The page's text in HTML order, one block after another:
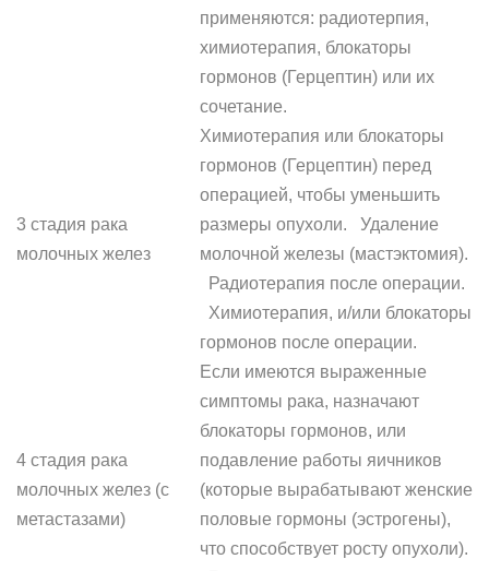
применяются: радиотерпия,
химиотерапия, блокаторы
гормонов (Герцептин) или их
сочетание.
3 стадия рака
молочных желез
Химиотерапия или блокаторы
гормонов (Герцептин) перед
операцией, чтобы уменьшить
размеры опухоли. Удаление
молочной железы (мастэктомия).
Радиотерапия после операции.
Химиотерапия, и/или блокаторы
гормонов после операции.
4 стадия рака
молочных желез (с
метастазами)
Если имеются выраженные
симптомы рака, назначают
блокаторы гормонов, или
подавление работы яичников
(которые вырабатывают женские
половые гормоны (эстрогены),
что способствует росту опухоли).